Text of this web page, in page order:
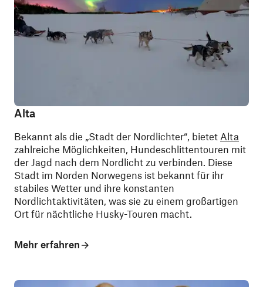
Alta
Bekannt als die „Stadt der Nordlichter“, bietet Alta
zahlreiche Möglichkeiten, Hundeschlittentouren mit
der Jagd nach dem Nordlicht zu verbinden. Diese
Stadt im Norden Norwegens ist bekannt für ihr
stabiles Wetter und ihre konstanten
Nordlichtaktivitäten, was sie zu einem großartigen
Ort für nächtliche Husky-Touren macht.
Mehr erfahren